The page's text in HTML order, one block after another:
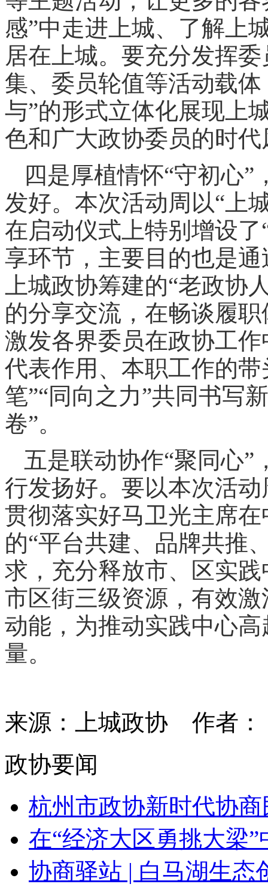
感”中走进上城、了解上
居在上城。要充分发挥
集、委员轮值等活动载
与”的形式立体化展现上
色和广大政协委员的时代
四是厚植情怀“守初心
发好。本次活动周以“上
在启动仪式上特别增设
享环节，主要目的也是
上城政协筹建的“老政协
的分享交流，在畅谈履
激发各界委员在政协工
代表作用、本职工作的
笔”“同向之力”共同书写
卷”。
五是联动协作“聚同心
行发扬好。要以本次活
贯彻落实好马卫光主席
的“平台共建、品牌共推
求，充分释放市、区实
市区街三级资源，有效
动能，为推动实践中心
量。
来源：上城政协 作者
政协要闻
杭州市政协新时代协
在“经济大区勇挑大梁
协商驿站 | 白马湖生态